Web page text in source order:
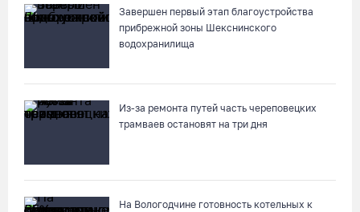
Завершен первый этап благоустройства
прибрежной зоны Шекснинского
водохранилища
Из-за ремонта путей часть череповецких
трамваев остановят на три дня
На Вологодчине готовность котельных к